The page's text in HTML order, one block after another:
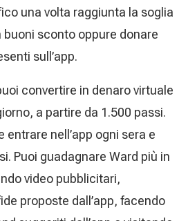
una volta raggiunta la soglia
buoni sconto oppure donare
sull’app.
convertire in denaro virtuale
a partire da 1.500 passi.
nell’app ogni sera e
Puoi guadagnare Ward più in
video pubblicitari,
proposte dall’app, facendo